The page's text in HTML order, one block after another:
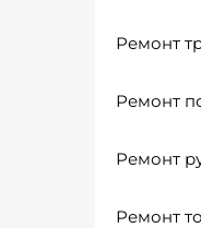
Ремонт
Ремонт
Ремонт
Ремонт